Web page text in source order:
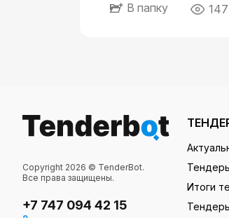
В папку 147
Copyright 2026 © TenderBot.
Все права защищены.
+7 747 094 42 15
Итоги